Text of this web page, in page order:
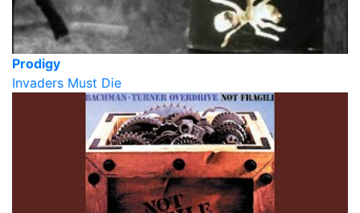
Prodigy
Invaders Must Die